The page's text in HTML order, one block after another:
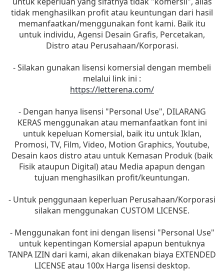
tidak menghasilkan profit atau keuntungan dari hasil
memanfaatkan/menggunakan font kami. Baik itu
untuk individu, Agensi Desain Grafis, Percetakan,
Distro atau Perusahaan/Korporasi.
- Silakan gunakan lisensi komersial dengan membeli
melalui link ini :
https://letterena.com/
- Dengan hanya lisensi "Personal Use", DILARANG
KERAS menggunakan atau memanfaatkan font ini
untuk kepeluan Komersial, baik itu untuk Iklan,
Promosi, TV, Film, Video, Motion Graphics, Youtube,
Desain kaos distro atau untuk Kemasan Produk (baik
Fisik ataupun Digital) atau Media apapun dengan
tujuan menghasilkan profit/keuntungan.
- Untuk penggunaan keperluan Perusahaan/Korporasi
silakan menggunakan CUSTOM LICENSE.
- Menggunakan font ini dengan lisensi "Personal Use"
untuk kepentingan Komersial apapun bentuknya
TANPA IZIN dari kami, akan dikenakan biaya EXTENDED
LICENSE atau 100x Harga lisensi desktop.